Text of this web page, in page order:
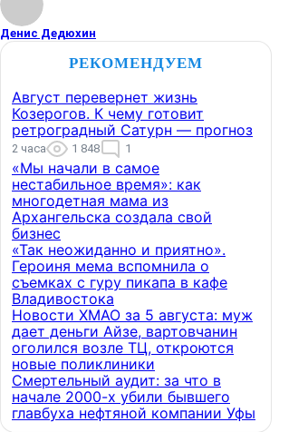
Денис Дедюхин
РЕКОМЕНДУЕМ
Август перевернет жизнь
Козерогов. К чему готовит
ретроградный Сатурн — прогноз
2 часа 1 848 1
«Мы начали в самое
нестабильное время»: как
многодетная мама из
Архангельска создала свой
бизнес
«Так неожиданно и приятно».
Героиня мема вспомнила о
съемках с гуру пикапа в кафе
Владивостока
Новости ХМАО за 5 августа: муж
дает деньги Айзе, вартовчанин
оголился возле ТЦ, откроются
новые поликлиники
Смертельный аудит: за что в
начале 2000-х убили бывшего
главбуха нефтяной компании Уфы